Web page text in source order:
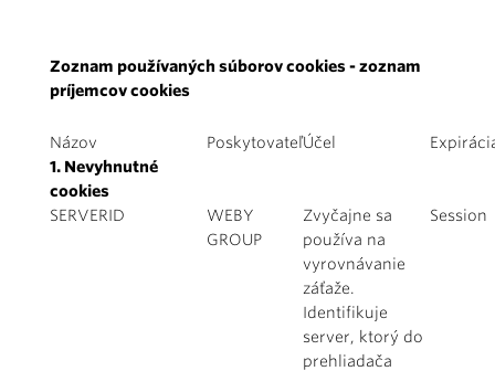
Zoznam používaných súborov cookies - zoznam
príjemcov cookies
Názov PoskytovateľÚčel
1. Nevyhnutné
cookies
SERVERID
WEBY
GROUP
Zvyčajne sa
používa na
vyrovnávanie
záťaže.
Identifikuje
server, ktorý do
prehliadača
Session